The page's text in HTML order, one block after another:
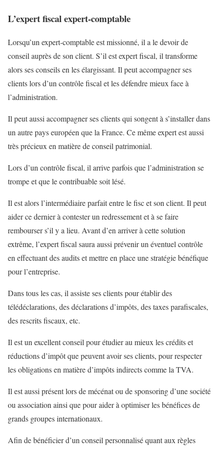
L’expert fiscal expert-comptable
Lorsqu’un expert-comptable est missionné, il a le devoir de
conseil auprès de son client. S’il est expert fiscal, il transforme
alors ses conseils en les élargissant. Il peut accompagner ses
clients lors d’un contrôle fiscal et les défendre mieux face à
l’administration.
Il peut aussi accompagner ses clients qui songent à s’installer dans
un autre pays européen que la France. Ce même expert est aussi
très précieux en matière de conseil patrimonial.
Lors d’un contrôle fiscal, il arrive parfois que l’administration se
trompe et que le contribuable soit lésé.
Il est alors l’intermédiaire parfait entre le fisc et son client. Il peut
aider ce dernier à contester un redressement et à se faire
rembourser s’il y a lieu. Avant d’en arriver à cette solution
extrême, l’expert fiscal saura aussi prévenir un éventuel contrôle
en effectuant des audits et mettre en place une stratégie bénéfique
pour l’entreprise.
Dans tous les cas, il assiste ses clients pour établir des
télédéclarations, des déclarations d’impôts, des taxes parafiscales,
des rescrits fiscaux, etc.
Il est un excellent conseil pour étudier au mieux les crédits et
réductions d’impôt que peuvent avoir ses clients, pour respecter
les obligations en matière d’impôts indirects comme la TVA.
Il est aussi présent lors de mécénat ou de sponsoring d’une société
ou association ainsi que pour aider à optimiser les bénéfices de
grands groupes internationaux.
Afin de bénéficier d’un conseil personnalisé quant aux règles